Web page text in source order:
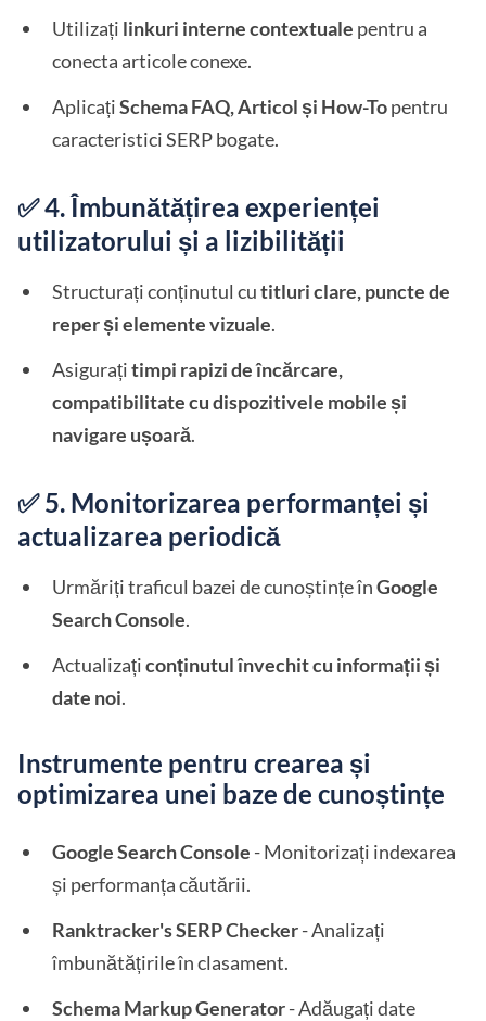
Utilizați linkuri interne contextuale pentru a
conecta articole conexe.
AplicațiSchema FAQ, Articol și How-Topentru
caracteristici SERP bogate.
✅ 4. Îmbunătățirea experienței
utilizatorului și a lizibilității
Structurați conținutul cutitluri clare, puncte de
reper și elemente vizuale.
Asigurațitimpi rapizi de încărcare,
compatibilitate cu dispozitivele mobile și
navigare ușoară.
✅ 5. Monitorizarea performanței și
actualizarea periodică
Urmăriți traficul bazei de cunoștințe înGoogle
Search Console.
Actualizațiconținutul învechit cu informații și
date noi.
Instrumente pentru crearea și
optimizarea unei baze de cunoștințe
Google Search Console - Monitorizați indexarea
și performanța căutării.
Ranktracker's SERP Checker- Analizați
îmbunătățirile în clasament.
Schema Markup Generator- Adăugați date